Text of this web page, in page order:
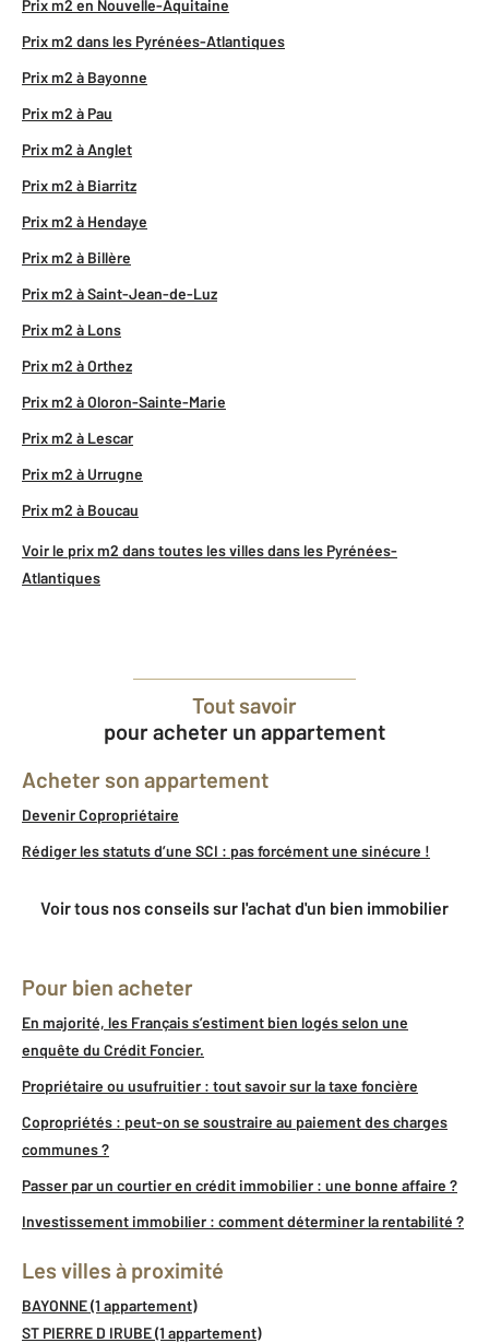
Prix m2 en Nouvelle-Aquitaine
Prix m2 dans les Pyrénées-Atlantiques
Prix m2 à Bayonne
Prix m2 à Pau
Prix m2 à Anglet
Prix m2 à Biarritz
Prix m2 à Hendaye
Prix m2 à Billère
Prix m2 à Saint-Jean-de-Luz
Prix m2 à Lons
Prix m2 à Orthez
Prix m2 à Oloron-Sainte-Marie
Prix m2 à Lescar
Prix m2 à Urrugne
Prix m2 à Boucau
Voir le prix m2 dans toutes les villes dans les Pyrénées-
Atlantiques
Tout savoir
pour acheter un appartement
Acheter son appartement
Devenir Copropriétaire
Rédiger les statuts d’une SCI : pas forcément une sinécure !
Voir tous nos conseils sur l'achat d'un bien immobilier
Pour bien acheter
En majorité, les Français s’estiment bien logés selon une
enquête du Crédit Foncier.
Propriétaire ou usufruitier : tout savoir sur la taxe foncière
Copropriétés : peut-on se soustraire au paiement des charges
communes ?
Passer par un courtier en crédit immobilier : une bonne affaire ?
Investissement immobilier : comment déterminer la rentabilité ?
Les villes à proximité
BAYONNE (1 appartement)
ST PIERRE D IRUBE (1 appartement)